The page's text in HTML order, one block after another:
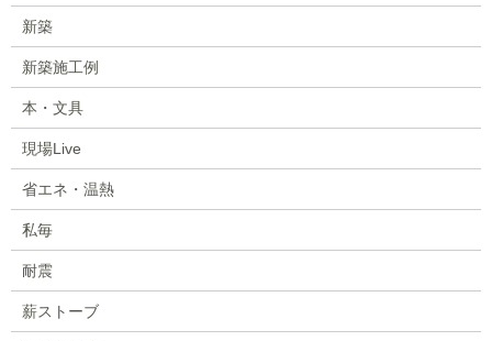
新築
新築施工例
本・文具
現場Live
省エネ・温熱
私毎
耐震
薪ストーブ